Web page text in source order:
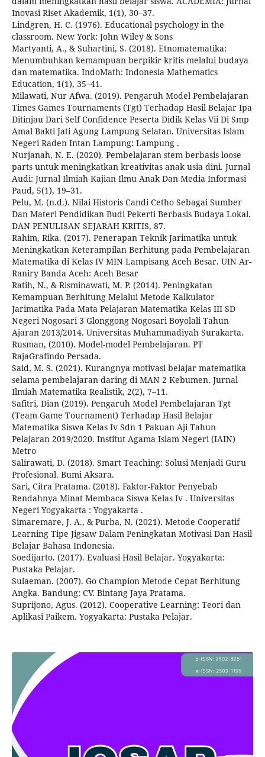
Inovasi Riset Akademik, 1(1), 30–37.
Lindgren, H. C. (1976). Educational psychology in the
classroom. New York: John Wiley & Sons
Martyanti, A., & Suhartini, S. (2018). Etnomatematika:
Menumbuhkan kemampuan berpikir kritis melalui budaya
dan matematika. IndoMath: Indonesia Mathematics
Education, 1(1), 35–41.
Milawati, Nur Afwa. (2019). Pengaruh Model Pembelajaran
Times Games Tournaments (Tgt) Terhadap Hasil Belajar Ipa
Ditinjau Dari Self Confidence Peserta Didik Kelas Vii Di Smp
Amal Bakti Jati Agung Lampung Selatan. Universitas Islam
Negeri Raden Intan Lampung: Lampung .
Nurjanah, N. E. (2020). Pembelajaran stem berbasis loose
parts untuk meningkatkan kreativitas anak usia dini. Jurnal
Audi: Jurnal Ilmiah Kajian Ilmu Anak Dan Media Informasi
Paud, 5(1), 19–31.
Pelu, M. (n.d.). Nilai Historis Candi Cetho Sebagai Sumber
Dan Materi Pendidikan Budi Pekerti Berbasis Budaya Lokal.
DAN PENULISAN SEJARAH KRITIS, 87.
Rahim, Rika. (2017). Penerapan Teknik Jarimatika untuk
Meningkatkan Keterampilan Berhitung pada Pembelajaran
Matematika di Kelas IV MIN Lampisang Aceh Besar. UIN Ar-
Raniry Banda Aceh: Aceh Besar
Ratih, N., & Risminawati, M. P. (2014). Peningkatan
Kemampuan Berhitung Melalui Metode Kalkulator
Jarimatika Pada Mata Pelajaran Matematika Kelas III SD
Negeri Nogosari 3 Glonggong Nogosari Boyolali Tahun
Ajaran 2013/2014. Universitas Muhammadiyah Surakarta.
Rusman, (2010). Model-model Pembelajaran. PT
RajaGrafindo Persada.
Said, M. S. (2021). Kurangnya motivasi belajar matematika
selama pembelajaran daring di MAN 2 Kebumen. Jurnal
Ilmiah Matematika Realistik, 2(2), 7–11.
Safitri, Dian (2019). Pengaruh Model Pembelajaran Tgt
(Team Game Tournament) Terhadap Hasil Belajar
Matematika Siswa Kelas Iv Sdn 1 Pakuan Aji Tahun
Pelajaran 2019/2020. Institut Agama Islam Negeri (IAIN)
Metro
Salirawati, D. (2018). Smart Teaching: Solusi Menjadi Guru
Profesional. Bumi Aksara.
Sari, Citra Pratama. (2018). Faktor-Faktor Penyebab
Rendahnya Minat Membaca Siswa Kelas Iv . Universitas
Negeri Yogyakarta : Yogyakarta .
Simaremare, J. A., & Purba, N. (2021). Metode Cooperatif
Learning Tipe Jigsaw Dalam Peningkatan Motivasi Dan Hasil
Belajar Bahasa Indonesia.
Soedijarto. (2017). Evaluasi Hasil Belajar. Yogyakarta:
Pustaka Pelajar.
Sulaeman. (2007). Go Champion Metode Cepat Berhitung
Angka. Bandung: CV. Bintang Jaya Pratama.
Suprijono, Agus. (2012). Cooperative Learning: Teori dan
Aplikasi Paikem. Yogyakarta: Pustaka Pelajar.